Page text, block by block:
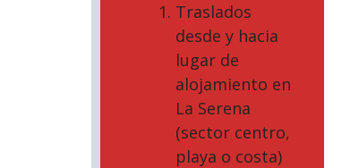
Traslados
desde y hacia
lugar de
alojamiento en
La Serena
(sector centro,
playa o costa)